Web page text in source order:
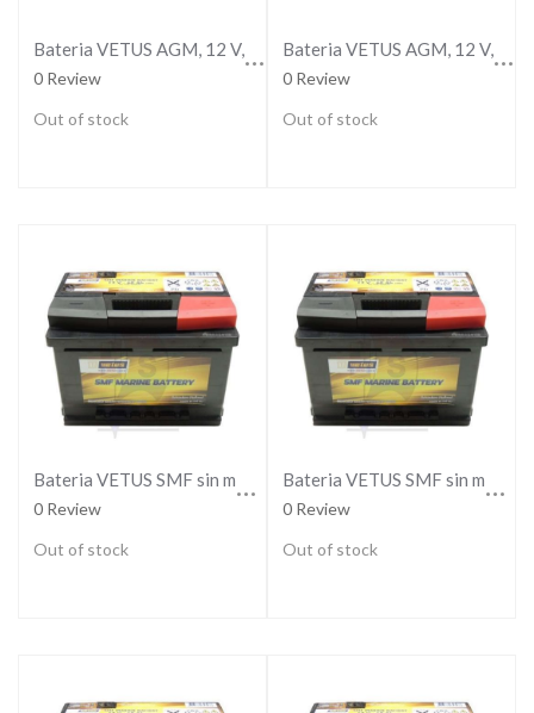
Bateria VETUS AGM, 12 V, 60 Ah
0 Review
Out of stock
Bateria VETUS AGM, 12 V, 70 Ah
0 Review
Out of stock
Bateria VETUS SMF sin mantenimiento, 12V, 105 Ah
0 Review
Out of stock
Bateria VETUS SMF sin mantenimiento, 12V, 125 Ah
0 Review
Out of stock